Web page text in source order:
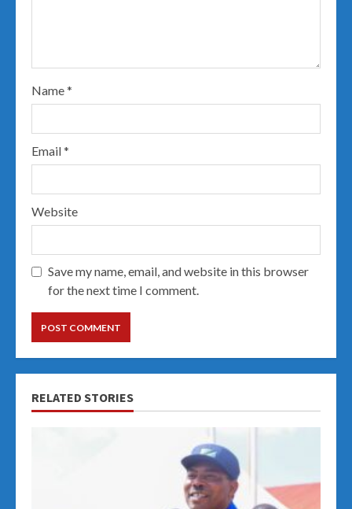
Name*
Email*
Website
Save my name, email, and website in this browser
for the next time I comment.
RELATED STORIES